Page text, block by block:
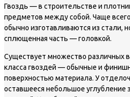
Гвоздь — в строительстве и
предметов между собой. Чаще
обычно изготавливаются из стали,
сплющенная часть — головкой.
Существует множество различных
класса гвоздей — обычные и
поверхностью материала. У
оставшееся небольшое углубление